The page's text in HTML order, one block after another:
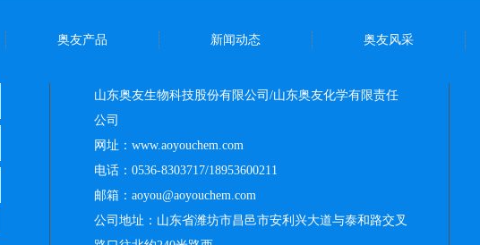
奥友产品 新闻动态 奥友风采
山东奥友生物科技股份有限公司/山东奥友化学有限责任
公司
网址：www.aoyouchem.com
电话：0536-8303717/18953600211
邮箱：aoyou@aoyouchem.com
公司地址：山东省潍坊市昌邑市安利兴大道与泰和路交叉